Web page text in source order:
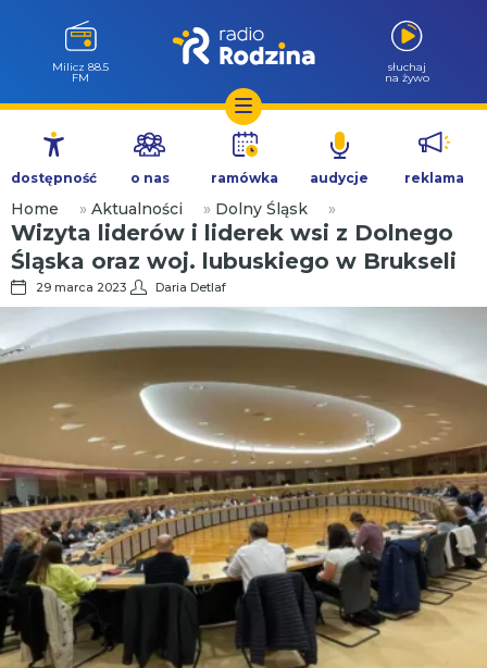
Przejdź
treści
Milicz 88.5
FM
słuchaj
na żywo
dostępność o nas ramówka audycje reklama
Home » Aktualności » Dolny Śląsk »
Wizyta liderów i liderek wsi z Dolnego
Śląska oraz woj. lubuskiego w Brukseli
29 marca 2023 Daria Detlaf